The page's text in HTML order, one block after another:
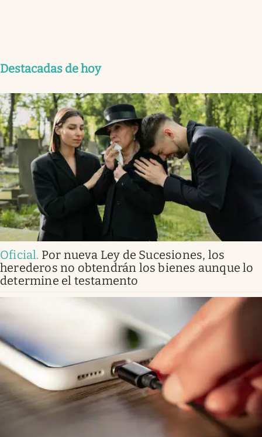
Destacadas de hoy
Oficial. Por nueva Ley de Sucesiones, los
herederos no obtendrán los bienes aunque lo
determine el testamento